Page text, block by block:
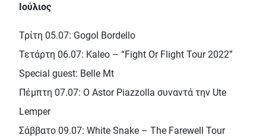
Ιούλιος
Τρίτη 05.07: Gogol Bordello
Τετάρτη 06.07: Kaleo – “Fight Or Flight Tour 2022”
Special guest: Belle Mt
Πέμπτη 07.07: Ο Αstor Piazzolla συναντά την Ute
Lemper
Σάββατο 09.07: White Snake – The Farewell Tour